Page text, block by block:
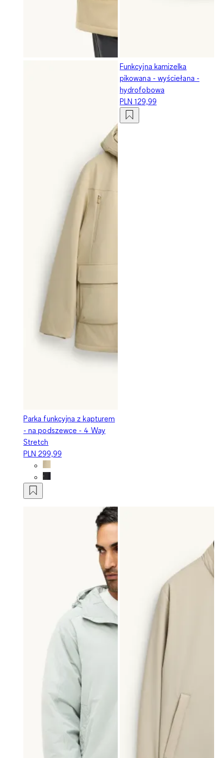
Parka funkcyjna z kapturem
- na podszewce - 4 Way
Stretch
PLN 299,99
Funkcyjna kamizelka
pikowana - wyściełana -
hydrofobowa
PLN 129,99